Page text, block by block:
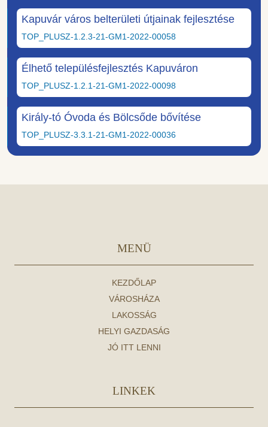
Kapuvár város belterületi útjainak fejlesztése
TOP_PLUSZ-1.2.3-21-GM1-2022-00058
Élhető településfejlesztés Kapuváron
TOP_PLUSZ-1.2.1-21-GM1-2022-00098
Király-tó Óvoda és Bölcsőde bővítése
TOP_PLUSZ-3.3.1-21-GM1-2022-00036
MENÜ
KEZDŐLAP
VÁROSHÁZA
LAKOSSÁG
HELYI GAZDASÁG
JÓ ITT LENNI
LINKEK